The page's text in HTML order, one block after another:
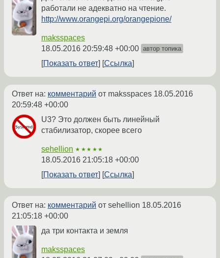
работали не адекватно на чтение.
http://www.orangepi.org/orangepione/
maksspaces
18.05.2016 20:59:48 +00:00 автор топика
Показать ответ Ссылка
Ответ на: комментарий от maksspaces 18.05.2016
20:59:48 +00:00
U3? Это должен быть линейный
стабилизатор, скорее всего
sehellion ★★★★★
18.05.2016 21:05:18 +00:00
Показать ответ
Ссылка
Ответ на: комментарий от sehellion 18.05.2016
21:05:18 +00:00
да три контакта и земля
maksspaces